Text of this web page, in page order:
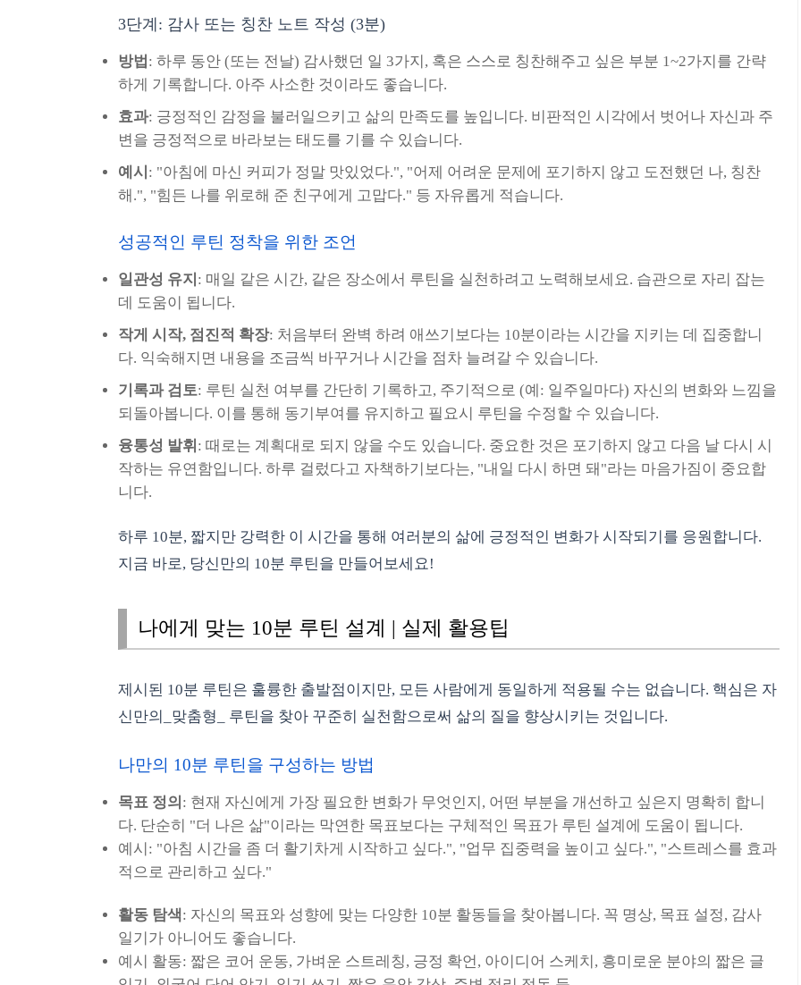
3단계: 감사 또는 칭찬 노트 작성 (3분)
방법 : 하루 동안 (또는 전날) 감사했던 일 3가지, 혹은 스스로 칭찬해주고 싶은 부분 1~2가지를 간략
하게 기록합니다. 아주 사소한 것이라도 좋습니다.
효과: 긍정적인 감정을 불러일으키고 삶의 만족도를 높입니다. 비판적인 시각에서 벗어나 자신과 주
변을 긍정적으로 바라보는 태도를 기를 수 있습니다.
예시 : "아침에 마신 커피가 정말 맛있었다.", "어제 어려운 문제에 포기하지 않고 도전했던 나, 칭찬
해.", "힘든 나를 위로해 준 친구에게 고맙다." 등 자유롭게 적습니다.
성공적인 루틴 정착을 위한 조언
일관성 유지 : 매일 같은 시간, 같은 장소에서 루틴을 실천하려고 노력해보세요. 습관으로 자리 잡는
데 도움이 됩니다.
작게 시작, 점진적 확장: 처음부터 완벽 하려 애쓰기보다는 10분이라는 시간을 지키는 데 집중합니
다. 익숙해지면 내용을 조금씩 바꾸거나 시간을 점차 늘려갈 수 있습니다.
기록과 검토: 루틴 실천 여부를 간단히 기록하고, 주기적으로 (예: 일주일마다) 자신의 변화와 느낌을
되돌아봅니다. 이를 통해 동기부여를 유지하고 필요시 루틴을 수정할 수 있습니다.
융통성 발휘 : 때로는 계획대로 되지 않을 수도 있습니다. 중요한 것은 포기하지 않고 다음 날 다시 시
작하는 유연함입니다. 하루 걸렀다고 자책하기보다는, "내일 다시 하면 돼"라는 마음가짐이 중요합
니다.
하루 10분, 짧지만 강력한 이 시간을 통해 여러분의 삶에 긍정적인 변화가 시작되기를 응원합니다.
지금 바로, 당신만의 10분 루틴을 만들어보세요!
나에게 맞는 10분 루틴 설계 | 실제 활용팁
제시된 10분 루틴은 훌륭한 출발점이지만, 모든 사람에게 동일하게 적용될 수는 없습니다. 핵심은 자
신만의_맞춤형_ 루틴을 찾아 꾸준히 실천함으로써 삶의 질을 향상시키는 것입니다.
나만의 10분 루틴을 구성하는 방법
목표 정의 : 현재 자신에게 가장 필요한 변화가 무엇인지, 어떤 부분을 개선하고 싶은지 명확히 합니
다. 단순히 "더 나은 삶"이라는 막연한 목표보다는 구체적인 목표가 루틴 설계에 도움이 됩니다.
예시: "아침 시간을 좀 더 활기차게 시작하고 싶다.", "업무 집중력을 높이고 싶다.", "스트레스를 효과
적으로 관리하고 싶다."
활동 탐색: 자신의 목표와 성향에 맞는 다양한 10분 활동들을 찾아봅니다. 꼭 명상, 목표 설정, 감사
일기가 아니어도 좋습니다.
예시 활동: 짧은 코어 운동, 가벼운 스트레칭, 긍정 확언, 아이디어 스케치, 흥미로운 분야의 짧은 글